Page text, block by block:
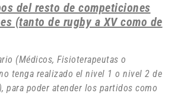
del resto de competiciones
(tanto de rugby a XV como de
(Médicos, Fisioterapeutas o
tenga realizado el nivel 1 o nivel 2 de
para poder atender los partidos como